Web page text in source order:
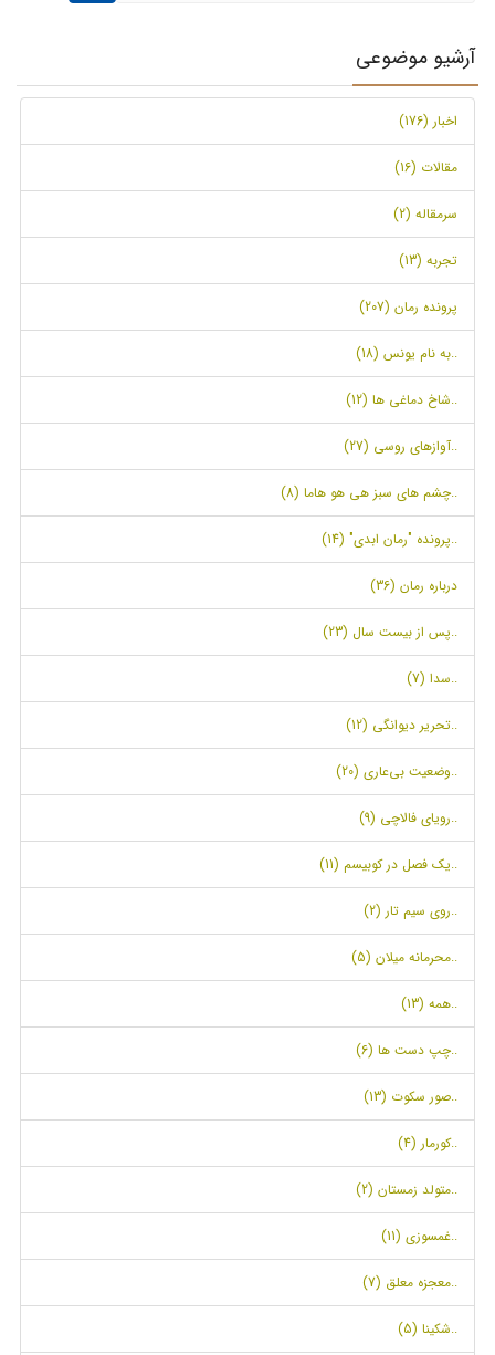
آرشیو موضوعی
اخبار (176)
مقالات (16)
سرمقاله (2)
تجربه (13)
پرونده رمان (207)
..به نام یونس (18)
..شاخ دماغی ها (12)
..آوازهای روسی (27)
..چشم های سبز هی هو هاما (8)
..پرونده "رمان ابدی" (14)
درباره رمان (36)
..پس از بیست سال (23)
..سدا (7)
..تحریر دیوانگی (12)
..وضعیت بی‌عاری (20)
..رویای فالاچی (9)
..یک فصل در کوبیسم (11)
..روی سیم تار (2)
..محرمانه میلان (5)
..همه (13)
..چپ دست ها (6)
..صور سکوت (13)
..کورمار (4)
..متولد زمستان (2)
..غمسوزی (11)
..معجزه معلق (7)
..شکینا (5)